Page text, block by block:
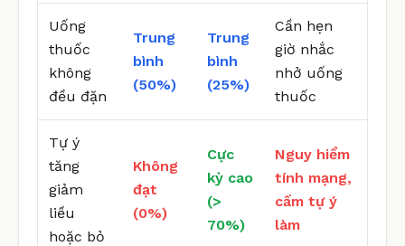
Uống
thuốc
không
đều đặn
Trung
bình
(50%)
Trung
bình
(25%)
Cần hẹn
giờ nhắc
nhở uống
thuốc
Tự ý
tăng
giảm
liều
hoặc bỏ
Không
đạt
(0%)
Cực
kỳ cao
(>
70%)
Nguy hiểm
tính mạng,
cấm tự ý
làm